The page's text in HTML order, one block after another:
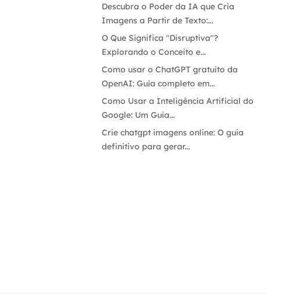
Descubra o Poder da IA que Cria
Imagens a Partir de Texto:...
O Que Significa "Disruptiva"?
Explorando o Conceito e...
Como usar o ChatGPT gratuito da
OpenAI: Guia completo em...
Como Usar a Inteligência Artificial do
Google: Um Guia...
Crie chatgpt imagens online: O guia
definitivo para gerar...